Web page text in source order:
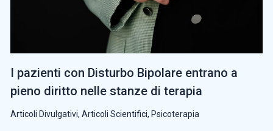
I pazienti con Disturbo Bipolare entrano a
pieno diritto nelle stanze di terapia
Articoli Divulgativi, Articoli Scientifici, Psicoterapia